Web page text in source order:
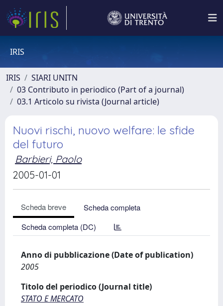
IRIS
IRIS
SIARI UNITN
03 Contributo in periodico (Part of a journal)
03.1 Articolo su rivista (Journal article)
Nuovi rischi, nuovo welfare: le sfide
del futuro
Barbieri, Paolo
2005-01-01
Scheda breve
Scheda completa
Scheda completa (DC)
Anno di pubblicazione (Date of publication)
2005
Titolo del periodico (Journal title)
STATO E MERCATO